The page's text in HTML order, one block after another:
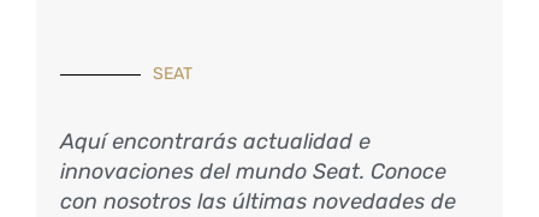
SEAT
Aquí encontrarás actualidad e
innovaciones del mundo Seat. Conoce
con nosotros las últimas novedades de